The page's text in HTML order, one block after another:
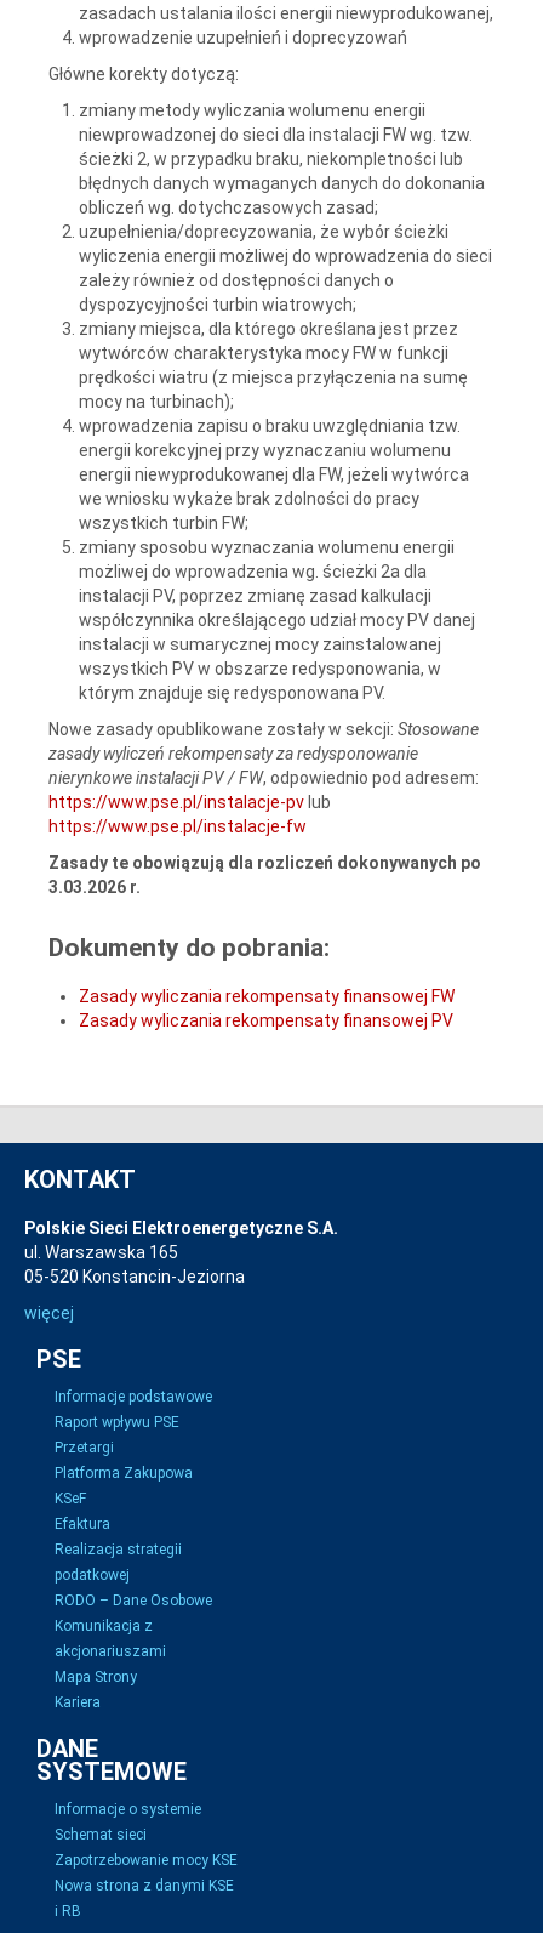
zasadach ustalania ilości energii niewyprodukowanej,
wprowadzenie uzupełnień i doprecyzowań
Główne korekty dotyczą:
zmiany metody wyliczania wolumenu energii
niewprowadzonej do sieci dla instalacji FW wg. tzw.
ścieżki 2, w przypadku braku, niekompletności lub
błędnych danych wymaganych danych do dokonania
obliczeń wg. dotychczasowych zasad;
uzupełnienia/doprecyzowania, że wybór ścieżki
wyliczenia energii możliwej do wprowadzenia do sieci
zależy również od dostępności danych o
dyspozycyjności turbin wiatrowych;
zmiany miejsca, dla którego określana jest przez
wytwórców charakterystyka mocy FW w funkcji
prędkości wiatru (z miejsca przyłączenia na sumę
mocy na turbinach);
wprowadzenia zapisu o braku uwzględniania tzw.
energii korekcyjnej przy wyznaczaniu wolumenu
energii niewyprodukowanej dla FW, jeżeli wytwórca
we wniosku wykaże brak zdolności do pracy
wszystkich turbin FW;
zmiany sposobu wyznaczania wolumenu energii
możliwej do wprowadzenia wg. ścieżki 2a dla
instalacji PV, poprzez zmianę zasad kalkulacji
współczynnika określającego udział mocy PV danej
instalacji w sumarycznej mocy zainstalowanej
wszystkich PV w obszarze redysponowania, w
którym znajduje się redysponowana PV.
Nowe zasady opublikowane zostały w sekcji: Stosowane
zasady wyliczeń rekompensaty za redysponowanie
nierynkowe instalacji PV / FW, odpowiednio pod adresem:
https://www.pse.pl/instalacje-pv lub
https://www.pse.pl/instalacje-fw
Zasady te obowiązują dla rozliczeń dokonywanych po
3.03.2026 r.
Dokumenty do pobrania:
Zasady wyliczania rekompensaty finansowej FW
Zasady wyliczania rekompensaty finansowej PV
KONTAKT
Polskie Sieci Elektroenergetyczne S.A.
ul. Warszawska 165
05-520 Konstancin-Jeziorna
więcej
PSE
Informacje podstawowe
Raport wpływu PSE
Przetargi
Platforma Zakupowa
KSeF
Efaktura
Realizacja strategii
podatkowej
RODO – Dane Osobowe
Komunikacja z
akcjonariuszami
Mapa Strony
Kariera
DANE
SYSTEMOWE
Informacje o systemie
Schemat sieci
Zapotrzebowanie mocy KSE
Nowa strona z danymi KSE
i RB